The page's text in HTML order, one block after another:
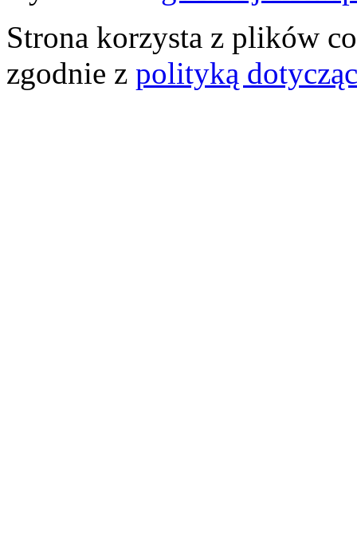
Strona korzysta z plików
zgodnie z polityką